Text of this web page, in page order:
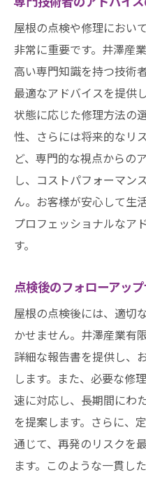
屋根の点検や修理におい
非常に重要です。井澤産
高い専門知識を持つ技術
最適なアドバイスを提供
状態に応じた修理方法の
性、さらには将来的なリ
ど、専門的な視点からの
し、コストパフォーマン
ん。お客様が安心して生
プロフェッショナルなア
す。
点検後のフォローアッ
屋根の点検後には、適切
かせません。井澤産業有
詳細な報告書を提供し、
します。また、必要な修
速に対応し、長期間にわ
を提案します。さらに、
通じて、再発のリスクを
ます。このような一貫し